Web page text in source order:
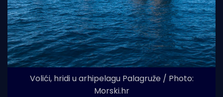
Volići, hridi u arhipelagu Palagruže / Photo:
Morski.hr